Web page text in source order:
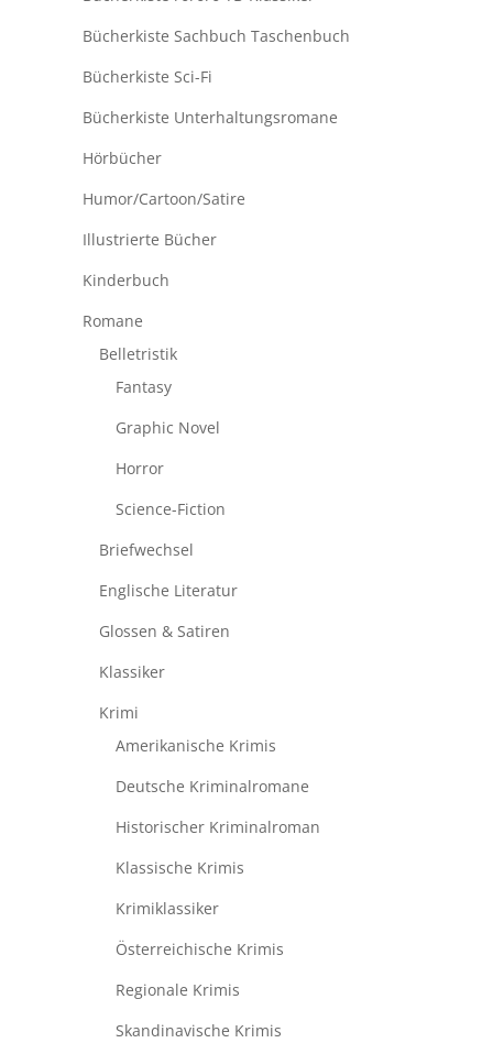
Bücherkiste Sachbuch Taschenbuch
Bücherkiste Sci-Fi
Bücherkiste Unterhaltungsromane
Hörbücher
Humor/Cartoon/Satire
Illustrierte Bücher
Kinderbuch
Romane
Belletristik
Fantasy
Graphic Novel
Horror
Science-Fiction
Briefwechsel
Englische Literatur
Glossen & Satiren
Klassiker
Krimi
Amerikanische Krimis
Deutsche Kriminalromane
Historischer Kriminalroman
Klassische Krimis
Krimiklassiker
Österreichische Krimis
Regionale Krimis
Skandinavische Krimis